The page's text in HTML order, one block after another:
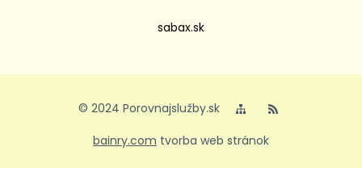
sabax.sk
© 2024 Porovnajslužby.sk
bainry.com tvorba web stránok